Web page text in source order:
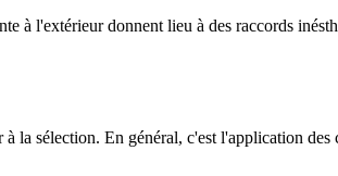
à l'extérieur donnent lieu à des raccords
la sélection. En général, c'est l'application